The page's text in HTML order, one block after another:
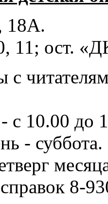
18А.
11; ост.
с
с 10.00 до
- суббота.
8-